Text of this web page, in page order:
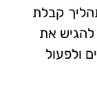
קבלת
להגיש את
ולפעול